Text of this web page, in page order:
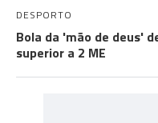
DESPORTO
Bola da 'mão de deus'
superior a 2 ME